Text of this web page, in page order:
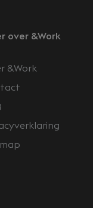
over &Work
&Work